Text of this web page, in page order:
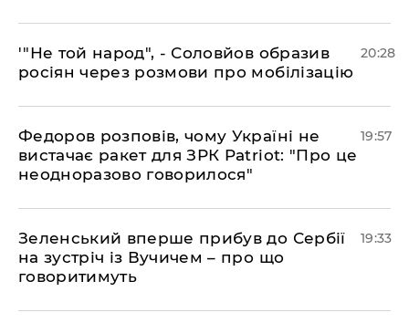
​'"Не той народ", - Соловйов образив
росіян через розмови про мобілізацію
20:28
​Федоров розповів, чому Україні не
вистачає ракет для ЗРК Patriot: "Про це
неодноразово говорилося"
19:57
​Зеленський вперше прибув до Сербії
на зустріч із Вучичем – про що
говоритимуть
19:33